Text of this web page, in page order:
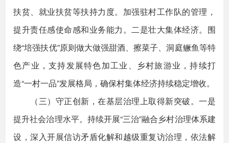
扶贫、就业扶贫等扶持力度。加强驻村工作队的管理，
提升责任感使命感和业务能力。二是壮大集体经济。围
绕“培强扶优”原则做大做强甜酒、擦菜子、洞庭鳜鱼等特
色产业，支持发展特色加工业、乡村旅游业，持续打
造“一村一品”发展格局，确保村集体经济持续稳定增收。
（三）守正创新，在基层治理上取得新突破。一是
提升社会治理水平。持续开展“三治”融合乡村治理体系建
设，深入开展信访矛盾化解和越级重复访治理，依法解